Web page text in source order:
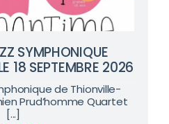
SYMPHONIQUE
18 SEPTEMBRE 2026
de Thionville-
Prud’homme Quartet
[...]